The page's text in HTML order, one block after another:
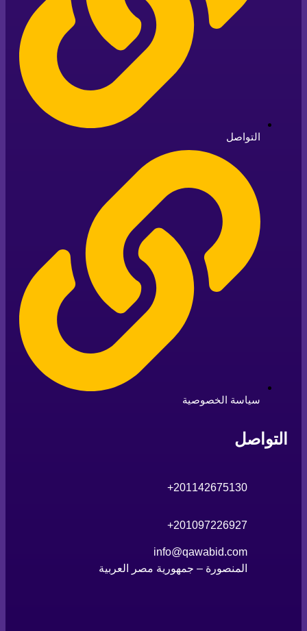
التواصل
سياسة الخصوصية
التواصل
201142675130
+
201097226927
+
info@qawabid.com
المنصورة – جمهورية مصر العربية